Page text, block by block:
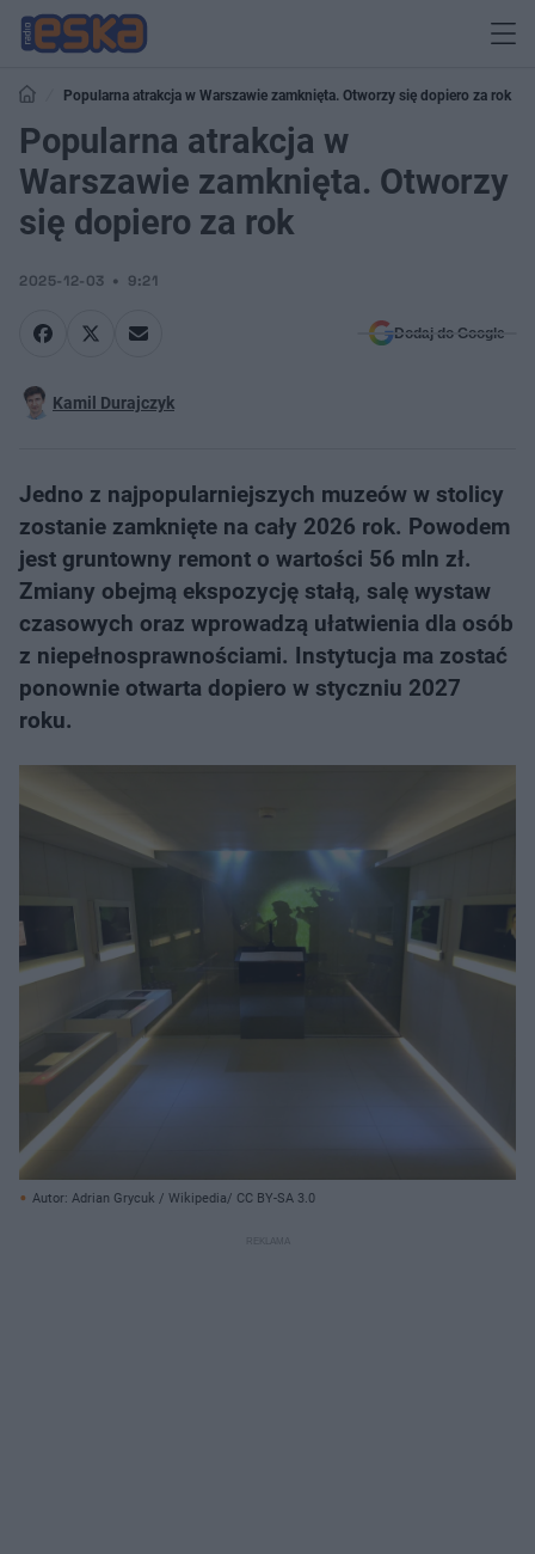
Popularna atrakcja w Warszawie zamknięta. Otworzy się dopiero za rok
Popularna atrakcja w
Warszawie zamknięta. Otworzy
się dopiero za rok
2025-12-03 9:21
Dodaj do Google
Kamil Durajczyk
Jedno z najpopularniejszych muzeów w stolicy
zostanie zamknięte na cały 2026 rok. Powodem
jest gruntowny remont o wartości 56 mln zł.
Zmiany obejmą ekspozycję stałą, salę wystaw
czasowych oraz wprowadzą ułatwienia dla osób
z niepełnosprawnościami. Instytucja ma zostać
ponownie otwarta dopiero w styczniu 2027
roku.
Autor: Adrian Grycuk / Wikipedia/ CC BY-SA 3.0